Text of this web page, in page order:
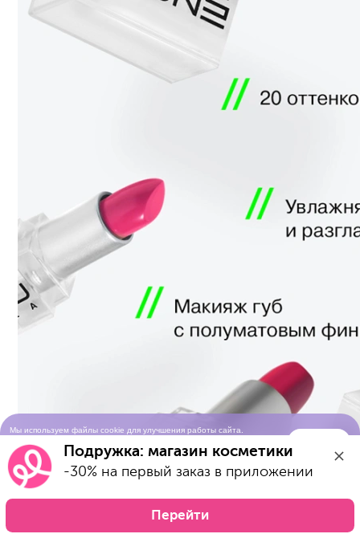
Мы используем файлы cookie для улучшения работы сайта.
использования cookie-файловПодружка: магазин косметики
-30% на первый заказ в приложении
Перейти